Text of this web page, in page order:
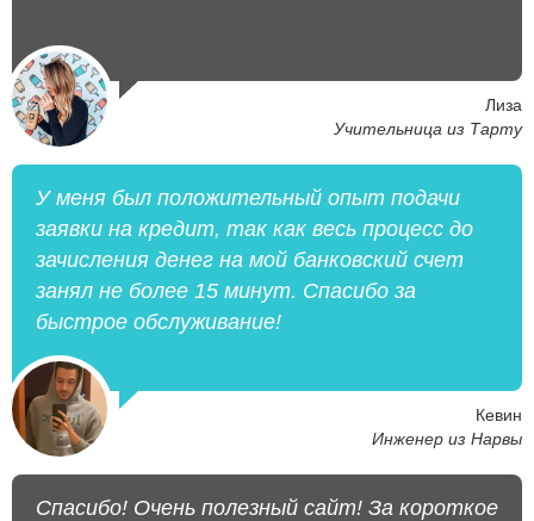
Лиза
Учительница из Тарту
У меня был положительный опыт подачи
заявки на кредит, так как весь процесс до
зачисления денег на мой банковский счет
занял не более 15 минут. Спасибо за
быстрое обслуживание!
Кевин
Инженер из Нарвы
Спасибо! Очень полезный сайт! За короткое